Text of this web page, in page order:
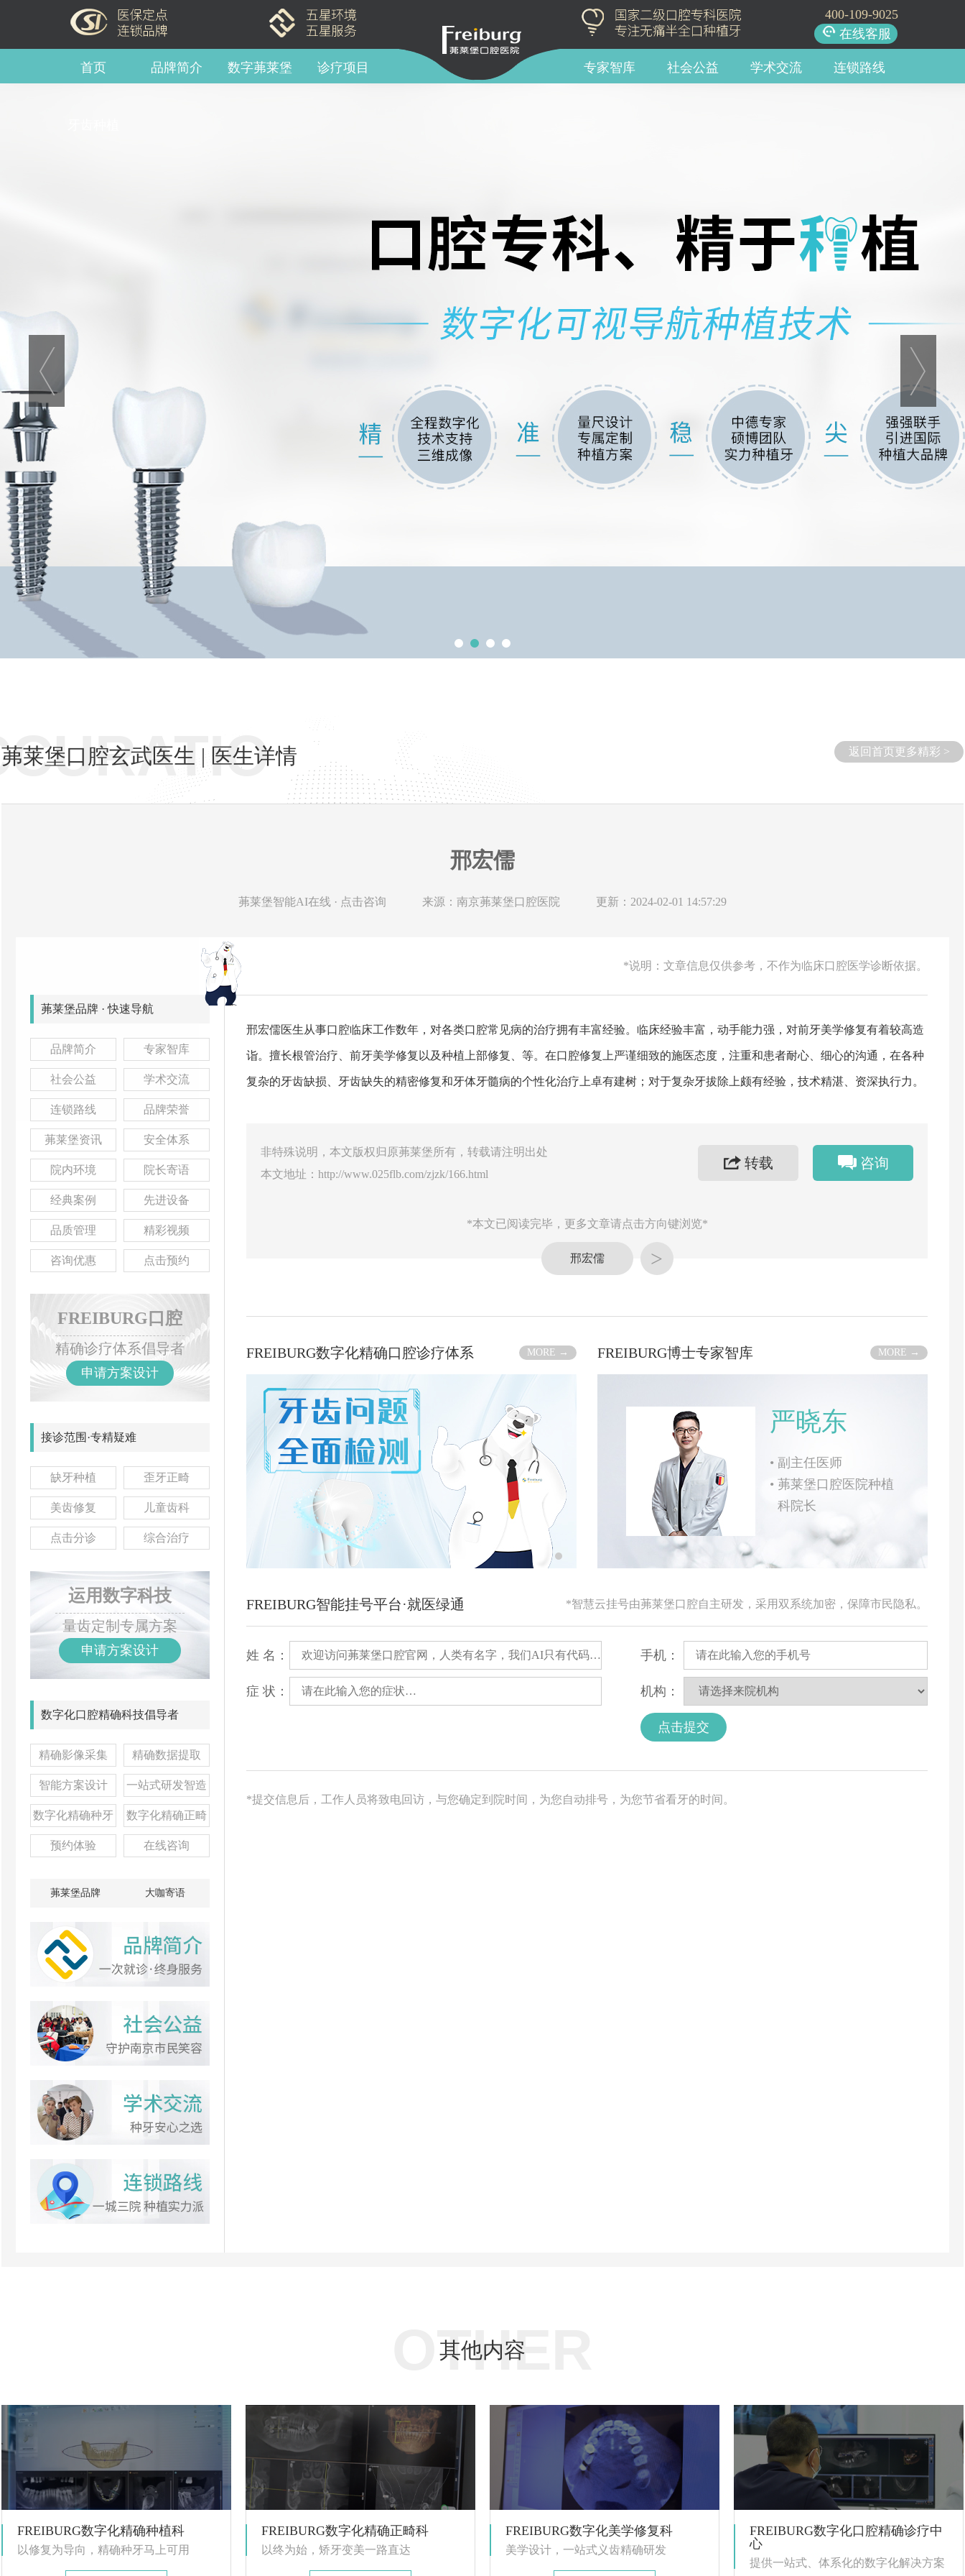
400-109-9025
在线客服
首页 品牌简介 数字茀莱堡 诊疗项目 专家智库 社会公益 学术交流 连锁路线
茀莱堡口腔玄武医生 | 医生详情 返回首页更多精彩 >
邢宏儒
茀莱堡智能AI在线 · 点击咨询 来源：南京茀莱堡口腔医院 更新：2024-02-01 14:57:29
茀莱堡品牌 · 快速导航
品牌简介 专家智库
社会公益 学术交流
连锁路线 品牌荣誉
茀莱堡资讯 安全体系
院内环境 院长寄语
经典案例 先进设备
品质管理 精彩视频
咨询优惠 点击预约
FREIBURG口腔
精确诊疗体系倡导者
申请方案设计
接诊范围·专精疑难
缺牙种植 歪牙正畸
美齿修复 儿童齿科
点击分诊 综合治疗
运用数字科技
量齿定制专属方案
申请方案设计
数字化口腔精确科技倡导者
精确影像采集 精确数据提取
智能方案设计 一站式研发智造
数字化精确种牙 数字化精确正畸
预约体验 在线咨询
茀莱堡品牌 大咖寄语
*说明：文章信息仅供参考，不作为临床口腔医学诊断依据。
邢宏儒医生从事口腔临床工作数年，对各类口腔常见病的治疗拥有丰富经验。临床经验丰富，动手能力强，对前牙美学修复有着较高造
诣。擅长根管治疗、前牙美学修复以及种植上部修复、等。在口腔修复上严谨细致的施医态度，注重和患者耐心、细心的沟通，在各种
复杂的牙齿缺损、牙齿缺失的精密修复和牙体牙髓病的个性化治疗上卓有建树；对于复杂牙拔除上颇有经验，技术精湛、资深执行力。
非特殊说明，本文版权归原茀莱堡所有，转载请注明出处
本文地址： http://www.025flb.com/zjzk/166.html
转载 咨询
*本文已阅读完毕，更多文章请点击方向键浏览*
邢宏儒 >
FREIBURG数字化精确口腔诊疗体系 MORE → FREIBURG博士专家智库 MORE →
严晓东
• 副主任医师
• 茀莱堡口腔医院种植
科院长
FREIBURG智能挂号平台·就医绿通 *智慧云挂号由茀莱堡口腔自主研发，采用双系统加密，保障市民隐私。
姓 名：
症 状：
手机：
机构：
点击提交
*提交信息后，工作人员将致电回访，与您确定到院时间，为您自动排号，为您节省看牙的时间。
其他内容
OTHER
FREIBURG数字化精确种植科
以修复为导向，精确种牙马上可用
FREIBURG数字化精确正畸科
以终为始，矫牙变美一路直达
FREIBURG数字化美学修复科
美学设计，一站式义齿精确研发
FREIBURG数字化口腔精确诊疗中
心
提供一站式、体系化的数字化解决方案